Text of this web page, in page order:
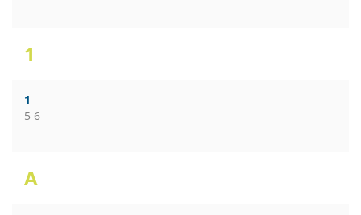
1
1
5 6
A